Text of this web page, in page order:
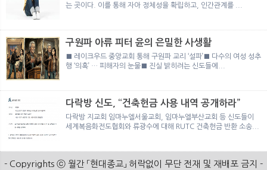
는 곳이다. 이를 통해 자아 정체성을 확립하고, 인간관계를 ...
구원파 아류 피터 윤의 은밀한 사생활
■ 레이크우드 중앙교회 통해 구원파 교리 ‘설파’■ 다수의 여성 성추
행 ‘의혹’ … 피해자의 눈물■ 진실 밝히려는 신도들에...
다락방 신도, “건축헌금 사용 내역 공개하라”
다락방 지교회 임마누엘서울교회, 임마누엘부산교회 등 신도들이
세계복음화전도협회와 류광수에 대해 RUTC 건축헌금 반환 소송...
- Copyrights ⓒ 월간 「현대종교」 허락없이 무단 전재 및 재배포 금지 -